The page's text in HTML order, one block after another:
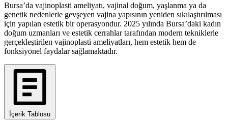
Bursa’da vajinoplasti ameliyatı, vajinal doğum, yaşlanma ya da
genetik nedenlerle gevşeyen vajina yapısının yeniden sıkılaştırılması
için yapılan estetik bir operasyondur. 2025 yılında Bursa’daki kadın
doğum uzmanları ve estetik cerrahlar tarafından modern tekniklerle
gerçekleştirilen vajinoplasti ameliyatları, hem estetik hem de
fonksiyonel faydalar sağlamaktadır.
İçerik Tablosu